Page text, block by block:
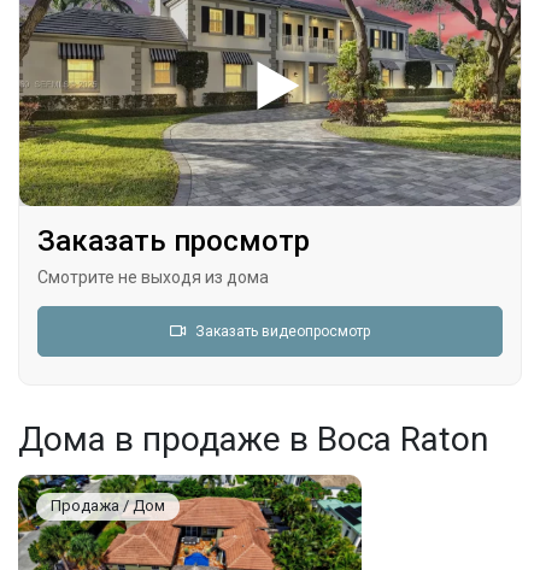
Заказать просмотр
Смотрите не выходя из дома
Заказать видеопросмотр
Дома в продаже в Boca Raton
Продажа / Дом